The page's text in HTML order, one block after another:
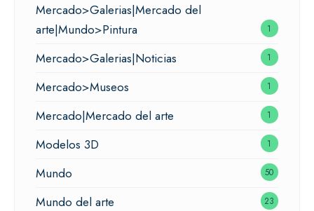
Mercado>Galerias|Mercado del
arte|Mundo>Pintura
1
Mercado>Galerias|Noticias 1
Mercado>Museos 1
Mercado|Mercado del arte 1
Modelos 3D 1
Mundo 50
Mundo del arte 23